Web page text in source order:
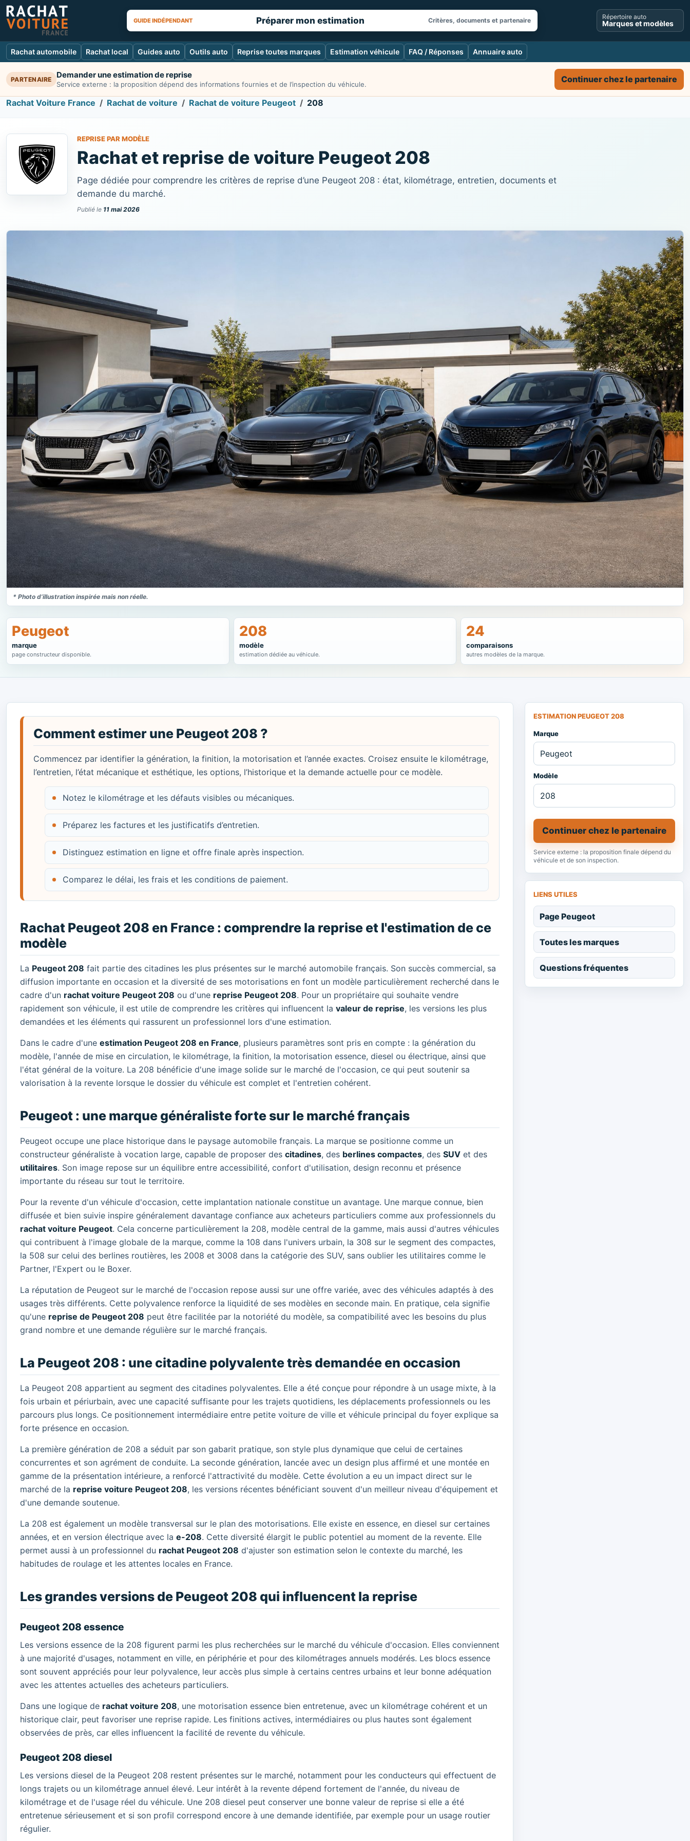
GUIDE INDÉPENDANT Préparer mon estimation Critères, documents et partenaire Répertoire auto
Marques et modèles
Rachat automobile Rachat local Guides auto Outils auto Reprise toutes marques Estimation véhicule FAQ / Réponses Annuaire auto
PARTENAIRE Demander une estimation de reprise
Service externe : la proposition dépend des informations fournies et de l’inspection du véhicule. Continuer chez le partenaire
Rachat Voiture France Rachat de voiture Rachat de voiture Peugeot 208
REPRISE PAR MODÈLE
Rachat et reprise de voiture Peugeot 208
Page dédiée pour comprendre les critères de reprise d’une Peugeot 208 : état, kilométrage, entretien, documents et
demande du marché.
Publié le 11 mai 2026
* Photo d’illustration inspirée mais non réelle.
Peugeot
marque
page constructeur disponible.
208
modèle
estimation dédiée au véhicule.
24
comparaisons
autres modèles de la marque.
Comment estimer une Peugeot 208 ?
Commencez par identifier la génération, la finition, la motorisation et l’année exactes. Croisez ensuite le kilométrage,
l’entretien, l’état mécanique et esthétique, les options, l’historique et la demande actuelle pour ce modèle.
Notez le kilométrage et les défauts visibles ou mécaniques.
Préparez les factures et les justificatifs d’entretien.
Distinguez estimation en ligne et offre finale après inspection.
Comparez le délai, les frais et les conditions de paiement.
Rachat Peugeot 208 en France : comprendre la reprise et l'estimation de ce
modèle
La Peugeot 208 fait partie des citadines les plus présentes sur le marché automobile français. Son succès commercial, sa
diffusion importante en occasion et la diversité de ses motorisations en font un modèle particulièrement recherché dans le
cadre d'un rachat voiture Peugeot 208 ou d'une reprise Peugeot 208. Pour un propriétaire qui souhaite vendre
rapidement son véhicule, il est utile de comprendre les critères qui influencent la valeur de reprise, les versions les plus
demandées et les éléments qui rassurent un professionnel lors d'une estimation.
Dans le cadre d'une estimation Peugeot 208 en France, plusieurs paramètres sont pris en compte : la génération du
modèle, l'année de mise en circulation, le kilométrage, la finition, la motorisation essence, diesel ou électrique, ainsi que
l'état général de la voiture. La 208 bénéficie d'une image solide sur le marché de l'occasion, ce qui peut soutenir sa
valorisation à la revente lorsque le dossier du véhicule est complet et l'entretien cohérent.
Peugeot : une marque généraliste forte sur le marché français
Peugeot occupe une place historique dans le paysage automobile français. La marque se positionne comme un
constructeur généraliste à vocation large, capable de proposer des citadines, des berlines compactes, des SUV et des
utilitaires. Son image repose sur un équilibre entre accessibilité, confort d'utilisation, design reconnu et présence
importante du réseau sur tout le territoire.
Pour la revente d'un véhicule d'occasion, cette implantation nationale constitue un avantage. Une marque connue, bien
diffusée et bien suivie inspire généralement davantage confiance aux acheteurs particuliers comme aux professionnels du
rachat voiture Peugeot. Cela concerne particulièrement la 208, modèle central de la gamme, mais aussi d'autres véhicules
qui contribuent à l'image globale de la marque, comme la 108 dans l'univers urbain, la 308 sur le segment des compactes,
la 508 sur celui des berlines routières, les 2008 et 3008 dans la catégorie des SUV, sans oublier les utilitaires comme le
Partner, l'Expert ou le Boxer.
La réputation de Peugeot sur le marché de l'occasion repose aussi sur une offre variée, avec des véhicules adaptés à des
usages très différents. Cette polyvalence renforce la liquidité de ses modèles en seconde main. En pratique, cela signifie
qu'une reprise de Peugeot 208 peut être facilitée par la notoriété du modèle, sa compatibilité avec les besoins du plus
grand nombre et une demande régulière sur le marché français.
La Peugeot 208 : une citadine polyvalente très demandée en occasion
La Peugeot 208 appartient au segment des citadines polyvalentes. Elle a été conçue pour répondre à un usage mixte, à la
fois urbain et périurbain, avec une capacité suffisante pour les trajets quotidiens, les déplacements professionnels ou les
parcours plus longs. Ce positionnement intermédiaire entre petite voiture de ville et véhicule principal du foyer explique sa
forte présence en occasion.
La première génération de 208 a séduit par son gabarit pratique, son style plus dynamique que celui de certaines
concurrentes et son agrément de conduite. La seconde génération, lancée avec un design plus affirmé et une montée en
gamme de la présentation intérieure, a renforcé l'attractivité du modèle. Cette évolution a eu un impact direct sur le
marché de la reprise voiture Peugeot 208, les versions récentes bénéficiant souvent d'un meilleur niveau d'équipement et
d'une demande soutenue.
La 208 est également un modèle transversal sur le plan des motorisations. Elle existe en essence, en diesel sur certaines
années, et en version électrique avec la e-208. Cette diversité élargit le public potentiel au moment de la revente. Elle
permet aussi à un professionnel du rachat Peugeot 208 d'ajuster son estimation selon le contexte du marché, les
habitudes de roulage et les attentes locales en France.
Les grandes versions de Peugeot 208 qui influencent la reprise
Peugeot 208 essence
Les versions essence de la 208 figurent parmi les plus recherchées sur le marché du véhicule d'occasion. Elles conviennent
à une majorité d'usages, notamment en ville, en périphérie et pour des kilométrages annuels modérés. Les blocs essence
sont souvent appréciés pour leur polyvalence, leur accès plus simple à certains centres urbains et leur bonne adéquation
avec les attentes actuelles des acheteurs particuliers.
Dans une logique de rachat voiture 208, une motorisation essence bien entretenue, avec un kilométrage cohérent et un
historique clair, peut favoriser une reprise rapide. Les finitions actives, intermédiaires ou plus hautes sont également
observées de près, car elles influencent la facilité de revente du véhicule.
Peugeot 208 diesel
Les versions diesel de la Peugeot 208 restent présentes sur le marché, notamment pour les conducteurs qui effectuent de
longs trajets ou un kilométrage annuel élevé. Leur intérêt à la revente dépend fortement de l'année, du niveau de
kilométrage et de l'usage réel du véhicule. Une 208 diesel peut conserver une bonne valeur de reprise si elle a été
entretenue sérieusement et si son profil correspond encore à une demande identifiée, par exemple pour un usage routier
régulier.
ESTIMATION PEUGEOT 208
Marque
Modèle
Continuer chez le partenaire
Service externe : la proposition finale dépend du
véhicule et de son inspection.
LIENS UTILES
Page Peugeot
Toutes les marques
Questions fréquentes